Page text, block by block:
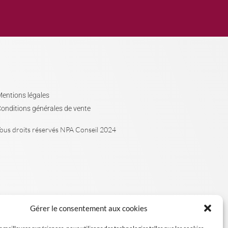
Gérer le consentement aux cookies
légales
générales de vente
droits réservés NPA Conseil 2024